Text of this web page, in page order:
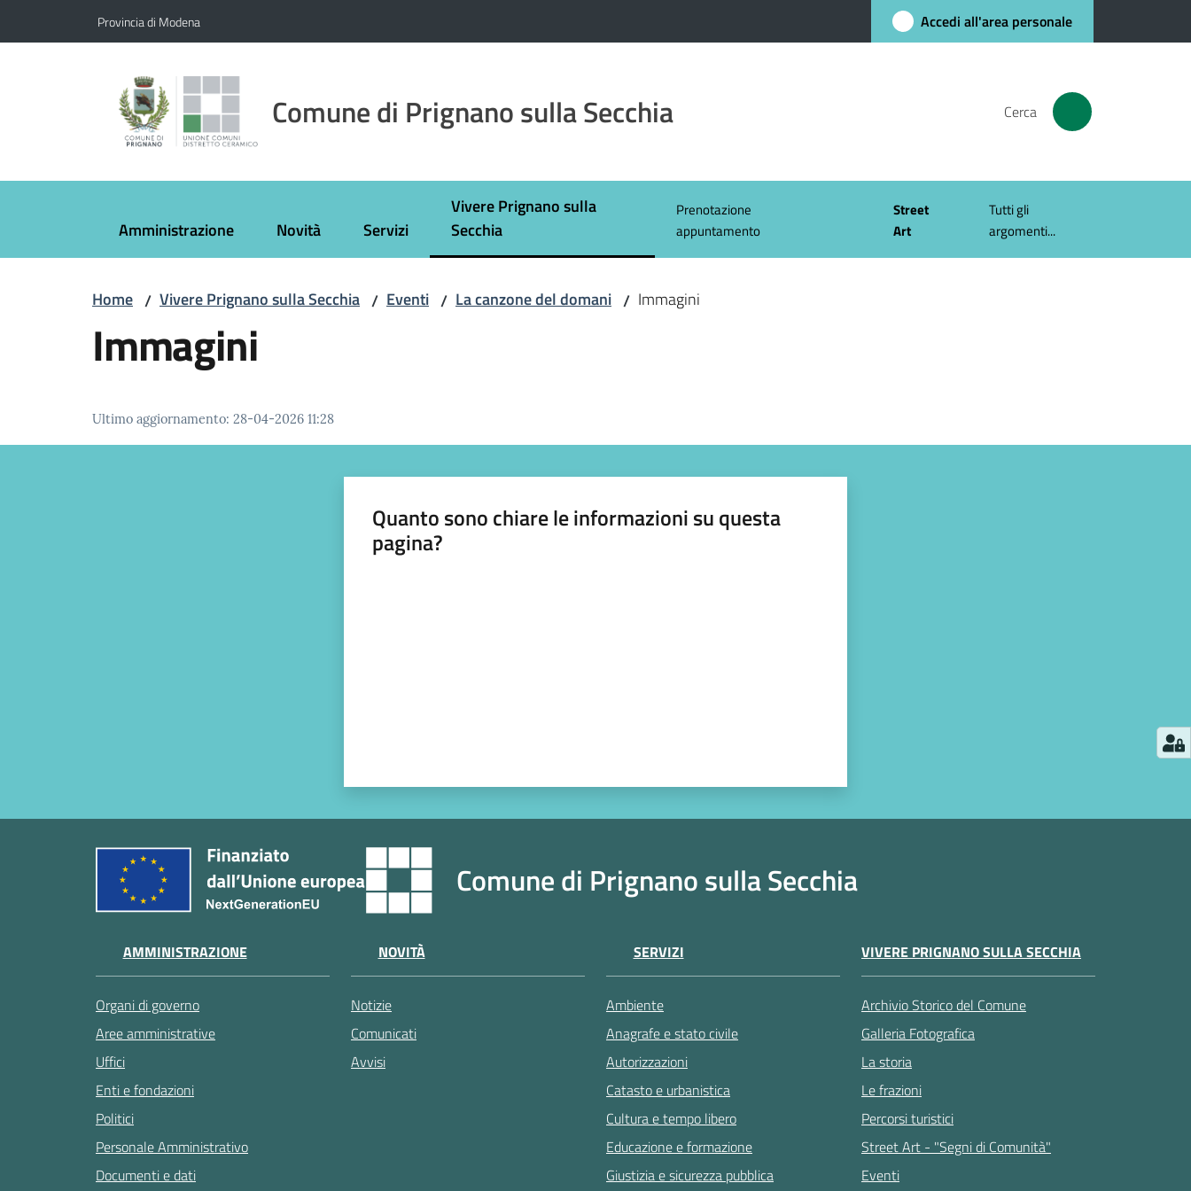
Provincia di Modena Accedi all'area personale
Comune di Prignano sulla Secchia Cerca
Amministrazione Novità Servizi
Vivere Prignano sulla
Secchia
Menu selezionato
Prenotazione
appuntamento
Street
Art
Tutti gli
argomenti...
Home / Vivere Prignano sulla Secchia / Eventi / La canzone del domani / Immagini
Immagini
Ultimo aggiornamento: 28-04-2026 11:28
Quanto sono chiare le informazioni su questa
pagina?
Comune di Prignano sulla Secchia
AMMINISTRAZIONE
Organi di governo
Aree amministrative
Uffici
Enti e fondazioni
Politici
Personale Amministrativo
Documenti e dati
NOVITÀ
Notizie
Comunicati
Avvisi
SERVIZI
Ambiente
Anagrafe e stato civile
Autorizzazioni
Catasto e urbanistica
Cultura e tempo libero
Educazione e formazione
Giustizia e sicurezza pubblica
VIVERE PRIGNANO SULLA SECCHIA
Archivio Storico del Comune
Galleria Fotografica
La storia
Le frazioni
Percorsi turistici
Street Art - "Segni di Comunità"
Eventi